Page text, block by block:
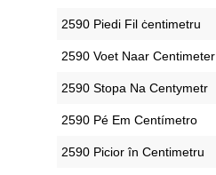
‎2590 Piedi Fil ċentimetru
‎2590 Voet Naar Centimeter
‎2590 Stopa Na Centymetr
‎2590 Pé Em Centímetro
‎2590 Picior în Centimetru